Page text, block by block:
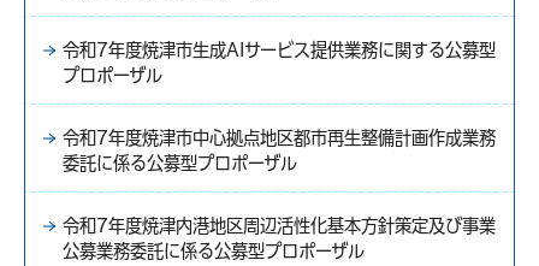
令和7年度焼津市生成AIサービス提供業務に関する公募型
プロポーザル
令和7年度焼津市中心拠点地区都市再生整備計画作成業務
委託に係る公募型プロポーザル
令和7年度焼津内港地区周辺活性化基本方針策定及び事業
公募業務委託に係る公募型プロポーザル